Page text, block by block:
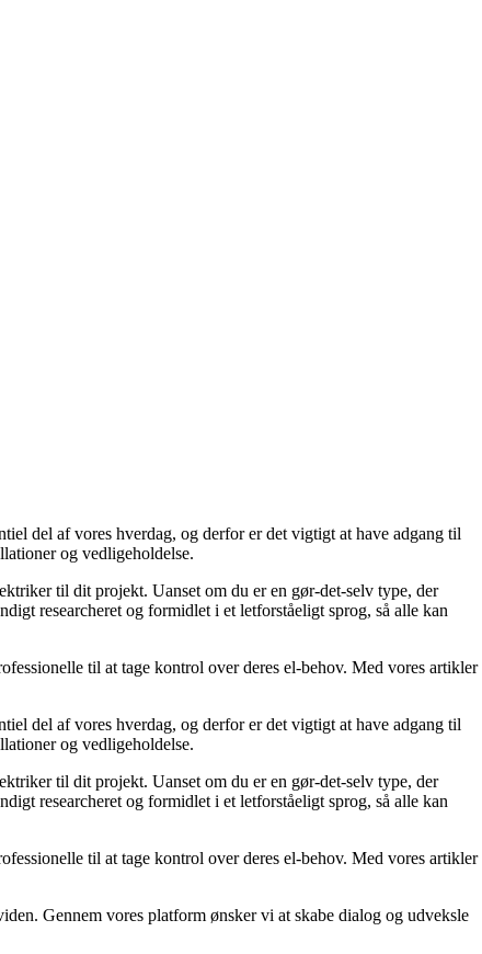
del af vores hverdag, og derfor er det vigtigt at have adgang til
og vedligeholdelse.
til dit projekt. Uanset om du er en gør-det-selv type, der
researcheret og formidlet i et letforståeligt sprog, så alle kan
til at tage kontrol over deres el-behov. Med vores artikler
del af vores hverdag, og derfor er det vigtigt at have adgang til
og vedligeholdelse.
til dit projekt. Uanset om du er en gør-det-selv type, der
researcheret og formidlet i et letforståeligt sprog, så alle kan
til at tage kontrol over deres el-behov. Med vores artikler
Gennem vores platform ønsker vi at skabe dialog og udveksle